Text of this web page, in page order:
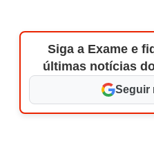
Siga a Exame e
últimas notícias
Seguir